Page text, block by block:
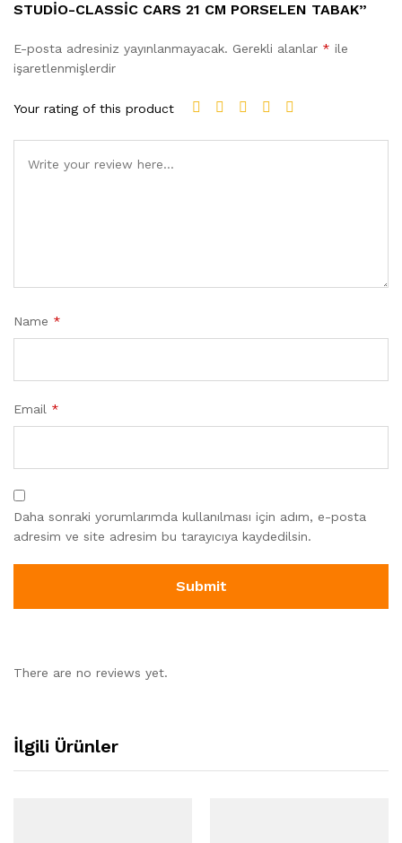
STUDIO-CLASSIC CARS 21 CM PORSELEN TABAK”
E-posta adresiniz yayınlanmayacak. Gerekli alanlar * ile
işaretlenmişlerdir
Your rating of this product
Name *
Email *
Daha sonraki yorumlarımda kullanılması için adım, e-posta
adresim ve site adresim bu tarayıcıya kaydedilsin.
There are no reviews yet.
İlgili Ürünler